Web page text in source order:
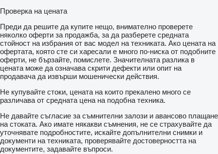
Проверка на цената
Преди да решите да купите нещо, внимателно проверете
няколко оферти за продажба, за да разберете средната
стойност на избрания от вас модел на техниката. Ако цената на
офертата, която сте си харесали е много по-ниска от подобните
оферти, не бързайте, помислете. Значителната разлика в
цената може да означава скрити дефекти или опит на
продавача да извърши мошенически действия.
Не купувайте стоки, цената на които прекалено много се
различава от средната цена на подобна техника.
Не давайте съгласие за съмнителни залози и авансово плащане
на стоката. Ако имате някакви съмнения, не се страхувайте да
уточнявате подробностите, искайте допълнителни снимки и
документи на техниката, проверявайте достоверността на
документите, задавайте въпроси.